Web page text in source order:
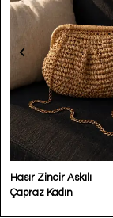
Hasır Zincir Askılı
Çapraz Kadın